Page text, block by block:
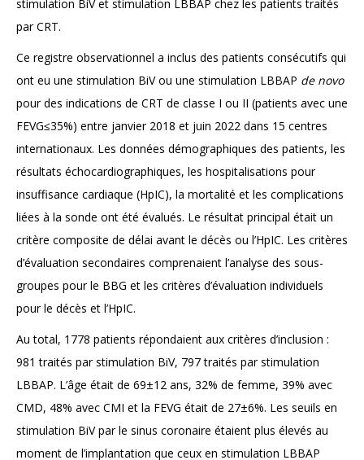
stimulation BiV et stimulation LBBAP chez les patients traités
par CRT.
Ce registre observationnel a inclus des patients consécutifs qui
ont eu une stimulation BiV ou une stimulation LBBAP de novo
pour des indications de CRT de classe I ou II (patients avec une
FEVG≤35%) entre janvier 2018 et juin 2022 dans 15 centres
internationaux. Les données démographiques des patients, les
résultats échocardiographiques, les hospitalisations pour
insuffisance cardiaque (HpIC), la mortalité et les complications
liées à la sonde ont été évalués. Le résultat principal était un
critère composite de délai avant le décès ou l’HpIC. Les critères
d’évaluation secondaires comprenaient l’analyse des sous-
groupes pour le BBG et les critères d’évaluation individuels
pour le décès et l’HpIC.
Au total, 1778 patients répondaient aux critères d’inclusion :
981 traités par stimulation BiV, 797 traités par stimulation
LBBAP. L’âge était de 69±12 ans, 32% de femme, 39% avec
CMD, 48% avec CMI et la FEVG était de 27±6%. Les seuils en
stimulation BiV par le sinus coronaire étaient plus élevés au
moment de l’implantation que ceux en stimulation LBBAP